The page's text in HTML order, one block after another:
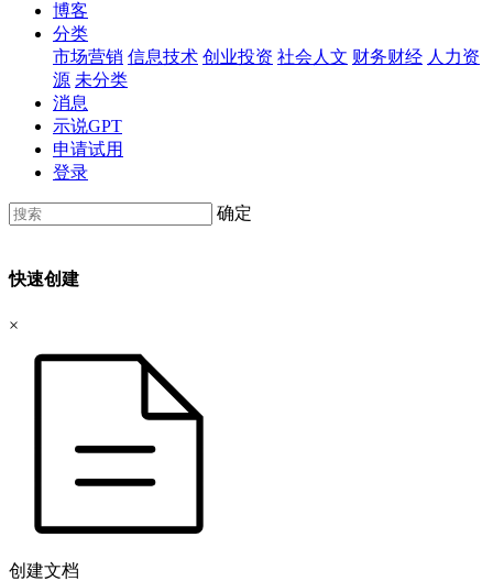
博客
分类
市场营销 信息技术 创业投资 社会人文 财务财经 人力资
源 未分类
消息
示说GPT
申请试用
登录
确定
快速创建
×
创建文档